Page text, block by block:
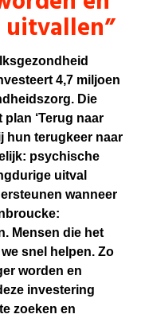
4,7 miljoen
Die
‘Terug naar
hun terugkeer naar
psychische
uitval
wanneer
Mensen die het
snel helpen. Zo
worden en
investering
zoeken en